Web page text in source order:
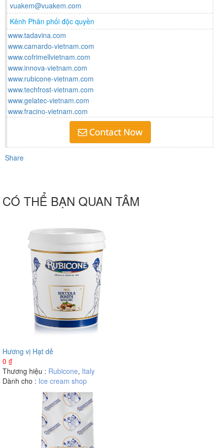
vuakem@vuakem.com
Kênh Phân phối độc quyền
www.tadavina.com
www.camardo-vietnam.com
www.cofrimellvietnam.com
www.innova-vietnam.com
www.rubicone-vietnam.com
www.techfrost-vietnam.com
www.gelatec-vietnam.com
www.fracino-vietnam.com
Share
CÓ THỂ BẠN QUAN TÂM
Hương vị Hạt dẻ
0 ₫
Thương hiệu : Rubicone, Italy
Dành cho : Ice cream shop